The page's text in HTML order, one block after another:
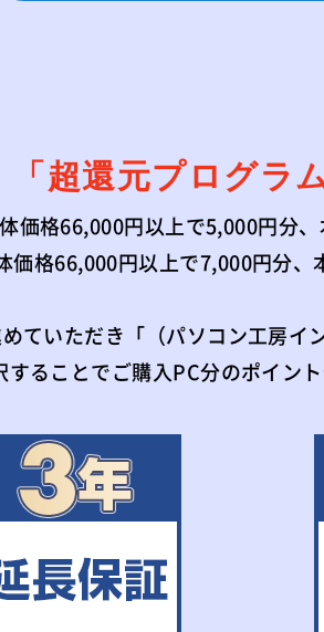
「超還元プログラ
価格66,000円以上で5,000円分
価格66,000円以上で7,000円分
ていただき「（パソコン工房イ
することでご購入PC分のポイン